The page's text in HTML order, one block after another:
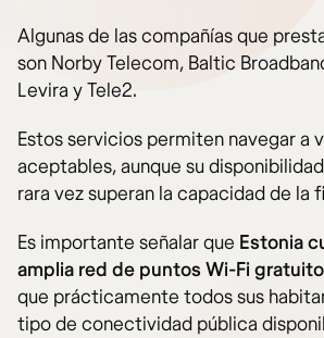
Algunas de las compañías que
son Norby Telecom, Baltic
Levira y Tele2.
Estos servicios permiten navegar a
aceptables, aunque su
rara vez superan la capacidad de la
Es importante señalar que Estonia
amplia red de puntos Wi-Fi
que prácticamente todos sus
tipo de conectividad pública